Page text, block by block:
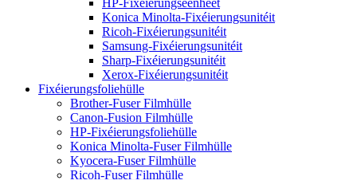
Konica Minolta-Fixéierungsunitéit
Ricoh-Fixéierungsunitéit
Samsung-Fixéierungsunitéit
Sharp-Fixéierungsunitéit
Xerox-Fixéierungsunitéit
Fixéierungsfoliehülle
Brother-Fuser Filmhülle
Canon-Fusion Filmhülle
HP-Fixéierungsfoliehülle
Konica Minolta-Fuser Filmhülle
Kyocera-Fuser Filmhülle
Ricoh-Fuser Filmhülle